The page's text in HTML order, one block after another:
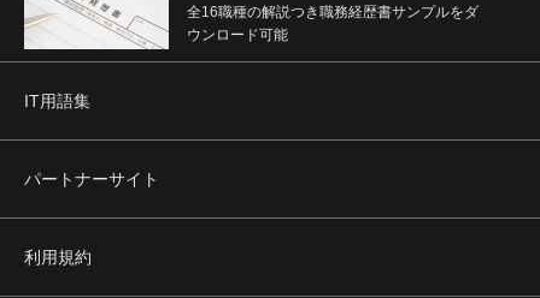
全16職種の解説つき職務経歴書サンプルをダ
ウンロード可能
IT用語集
パートナーサイト
利用規約